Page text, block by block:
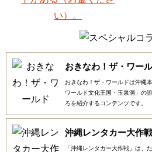
おきなわ！ザ・ワー
おきなわ！ザ・ワールドは沖縄
ワールド文化王国・玉泉洞」の
ろを紹介するコンテンツです。
沖縄レンタカー大作戦
「沖縄レンタカー大作戦」は、